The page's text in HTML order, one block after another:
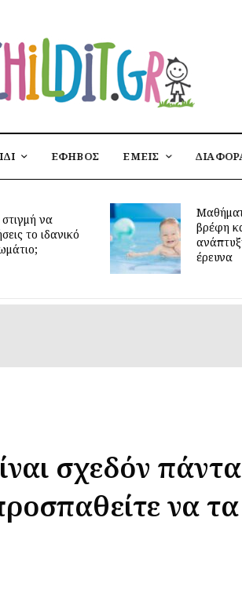
ΕΦΗΒΟΣ ΕΜΕΙΣ
να
το ιδανικό
βρέφη
έρευνα
σχεδόν πάντα
να τα